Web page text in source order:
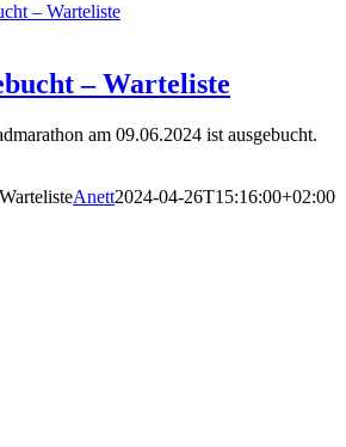
– Warteliste
– Warteliste
am 09.06.2024 ist ausgebucht.
Anett2024-04-26T15:16:00+02:00